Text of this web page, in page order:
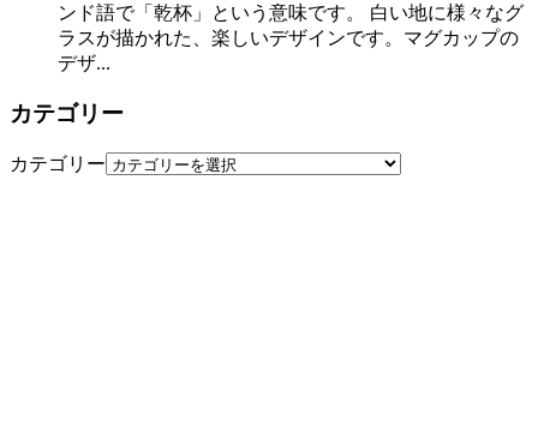
ンド語で「乾杯」という意味です。 白い地に様々なグ
ラスが描かれた、楽しいデザインです。マグカップの
デザ...
カテゴリー
カテゴリー